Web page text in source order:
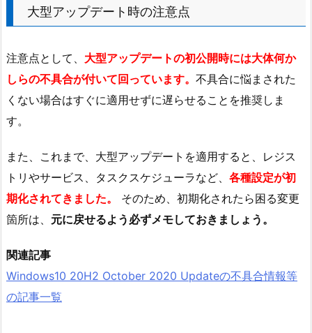
大型アップデート時の注意点
注意点として、 大型アップデートの初公開時には大体何か
しらの不具合が付いて回っています。 不具合に悩まされた
くない場合はすぐに適用せずに遅らせることを推奨しま
す。
また、これまで、大型アップデートを適用すると、レジス
トリやサービス、タスクスケジューラなど、 各種設定が初
期化されてきました。
そのため、初期化されたら困る変更
箇所は、 元に戻せるよう必ずメモしておきましょう。
関連記事
Windows10 20H2 October 2020 Updateの不具合情報等
の記事一覧